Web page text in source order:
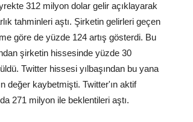
312 milyon dolar gelir açıklayarak
tahminleri aştı. Şirketin gelirleri geçen
göre de yüzde 124 artış gösterdi. Bu
şirketin hissesinde yüzde 30
Twitter hissesi yılbaşından bu yana
değer kaybetmişti. Twitter'ın aktif
da 271 milyon ile beklentileri aştı.